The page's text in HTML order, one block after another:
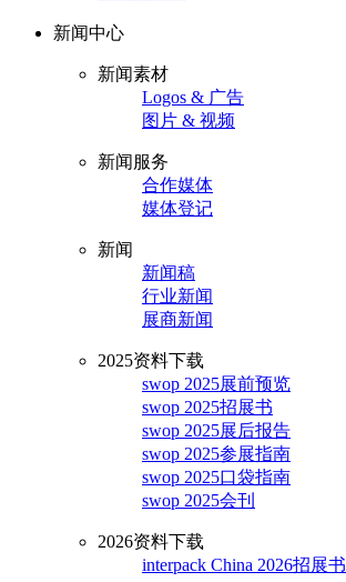
新闻中心
新闻素材
Logos & 广告
图片 & 视频
新闻服务
合作媒体
媒体登记
新闻
新闻稿
行业新闻
展商新闻
2025资料下载
swop 2025展前预览
swop 2025招展书
swop 2025展后报告
swop 2025参展指南
swop 2025口袋指南
swop 2025会刊
2026资料下载
interpack China 2026招展书